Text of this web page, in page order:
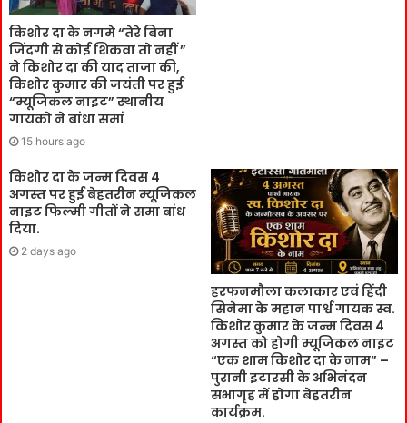
किशोर दा के नगमे “तेरे बिना
जिंदगी से कोई शिकवा तो नहीं ”
ने किशोर दा की याद ताजा की,
किशोर कुमार की जयंती पर हुई
“म्यूजिकल नाइट” स्थानीय
गायको ने बांधा समां
15 hours ago
किशोर दा के जन्म दिवस 4
अगस्त पर हुई बेहतरीन म्यूजिकल
नाइट फिल्मी गीतों ने समा बांध
दिया.
2 days ago
हरफनमौला कलाकार एवं हिंदी
सिनेमा के महान पार्श्व गायक स्व.
किशोर कुमार के जन्म दिवस 4
अगस्त को होगी म्यूजिकल नाइट
“एक शाम किशोर दा के नाम” –
पुरानी इटारसी के अभिनंदन
सभागृह में होगा बेहतरीन
कार्यक्रम.